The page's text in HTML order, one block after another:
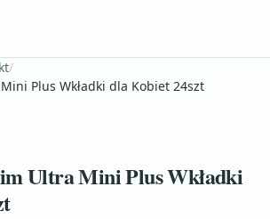
/
Plus Wkładki dla Kobiet 24szt
Ultra Mini Plus Wkładki